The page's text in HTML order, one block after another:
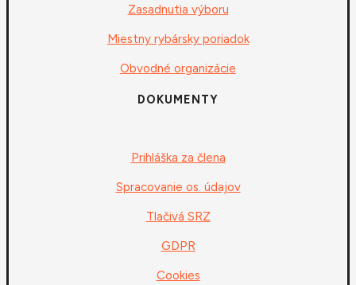
Zasadnutia výboru
Miestny rybársky poriadok
Obvodné organizácie
DOKUMENTY
Prihláška za člena
Spracovanie os. údajov
Tlačivá SRZ
GDPR
Cookies